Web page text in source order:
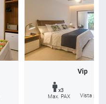
Vip
x3
Max. PAX
Vista para